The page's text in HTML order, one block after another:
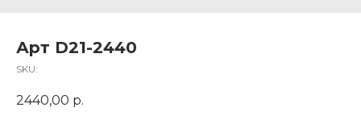
Арт D21-2440
SKU:
2440,00 р.